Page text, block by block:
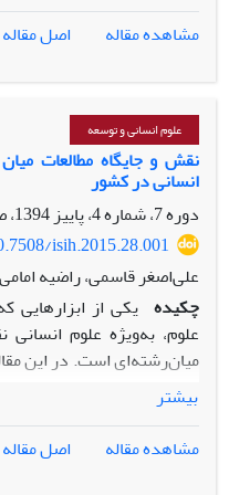
دستیابی به این هدف،
بوردیو، تنظیم و بر
انتخاب شدند. در این
جهت گردآوری داده
سرمایه اجتماعی و دانش
معناداری وجود دارد.
مشاهده مقاله
اصل مقاله
علوم انسانی و توسعه
نقش و جایگاه مطالعات
انسانی در کشور
دوره 7، شماره 4، پاییز 1394، صفحه
isih.2015.28.001
علی‌اصغر قاسمی، راضیه
چکیده یکی از ابزارهایی
علوم، بهویژه علوم
میانرشتهای است. در این
نیمهساختمند با جمعی از
تحلیل محتوای آرای ایشان
نظر خبرگان، مهم
ترین
چیست و توسعه مطالعات میان
بیشتر
مشاهده مقاله
اصل مقاله